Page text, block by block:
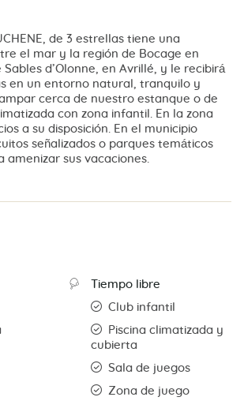
de 3 estrellas tiene una
el mar y la región de Bocage en
d’Olonne, en Avrillé, y le recibirá
en un entorno natural, tranquilo y
cerca de nuestro estanque o de
con zona infantil. En la zona
a su disposición. En el municipio
señalizados o parques temáticos
amenizar sus vacaciones.
Tiempo libre
Club infantil
Piscina climatizada y
cubierta
Sala de juegos
Zona de juego